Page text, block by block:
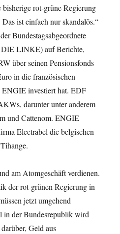
rot-grüne Regierung
ist einfach nur skandalös.“
Bundestagsabgeordnete
LINKE) auf Berichte,
über seinen Pensionsfonds
in die französischen
investiert hat. EDF
darunter unter anderem
und Cattenom. ENGIE
Electrabel die belgischen
am Atomgeschäft verdienen.
der rot-grünen Regierung in
jetzt umgehend
in der Bundesrepublik wird
Geld aus